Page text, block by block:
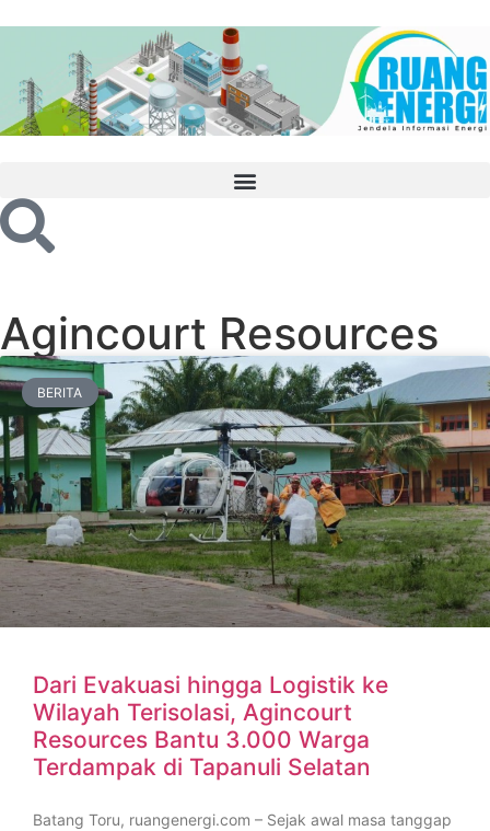
Agincourt Resources
BERITA
Dari Evakuasi hingga Logistik ke
Wilayah Terisolasi, Agincourt
Resources Bantu 3.000 Warga
Terdampak di Tapanuli Selatan
Batang Toru, ruangenergi.com – Sejak awal masa tanggap